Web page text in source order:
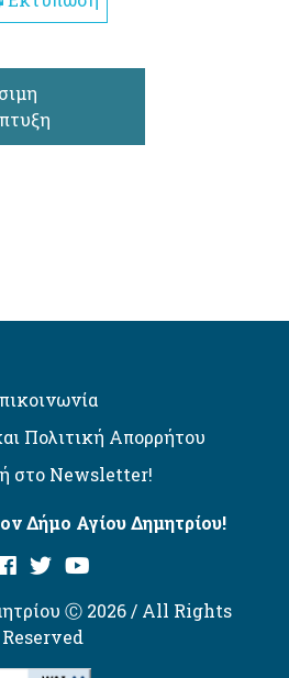
Πολιτική Απορρήτου
στο Newsletter!
Δήμο Αγίου Δημητρίου!
Ⓒ 2026 / All Rights
Reserved